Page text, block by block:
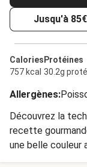
Jusqu'à
Calories
757 kcal
Protéines
30.2g
Allergènes:
Découvrez la
recette
une belle couleur
noisette grillée.